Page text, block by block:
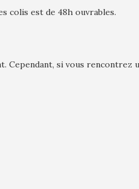
colis est de 48h ouvrables.
Cependant, si vous rencontrez